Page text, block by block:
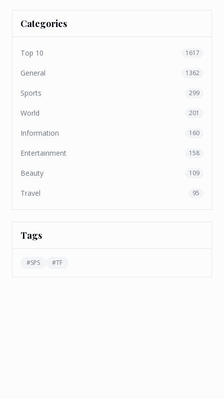
Categories
Top 10 1617
General 1362
Sports 299
World 201
Information 160
Entertainment 158
Beauty 109
Travel 95
Tags
#SPS #TF